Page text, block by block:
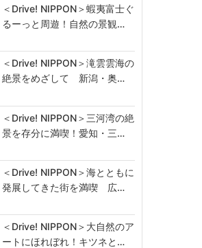
＜Drive! NIPPON＞蝦夷富士ぐ
るーっと周遊！自然の景観…
＜Drive! NIPPON＞滝雲雲海の
絶景をめざして 新潟・奥…
＜Drive! NIPPON＞三河湾の絶
景を存分に満喫！愛知・三…
＜Drive! NIPPON＞海とともに
発展してきた街を満喫 広…
＜Drive! NIPPON＞大自然のア
ートにほれぼれ！キツネと…